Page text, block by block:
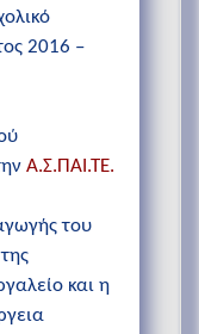
2016 –
Α.Σ.ΠΑΙ.ΤΕ.
του
και η